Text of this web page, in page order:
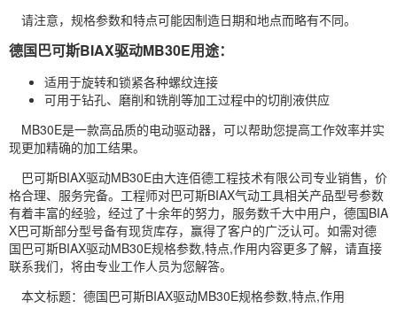
请注意，规格参数和特点可能因制造日期和地点而略有不同。
德国巴可斯BIAX驱动MB30E用途：
适用于旋转和锁紧各种螺纹连接
可用于钻孔、磨削和铣削等加工过程中的切削液供应
MB30E是一款高品质的电动驱动器，可以帮助您提高工作效率并实
现更加精确的加工结果。
巴可斯BIAX驱动MB30E由大连佰德工程技术有限公司专业销售，价
格合理、服务完备。工程师对巴可斯BIAX气动工具相关产品型号参数
有着丰富的经验，经过了十余年的努力，服务数千大中用户，德国BIA
X巴可斯部分型号备有现货库存，赢得了客户的广泛认可。如需对德
国巴可斯BIAX驱动MB30E规格参数,特点,作用内容更多了解，请直接
联系我们，将由专业工作人员为您解答。
本文标题：德国巴可斯BIAX驱动MB30E规格参数,特点,作用